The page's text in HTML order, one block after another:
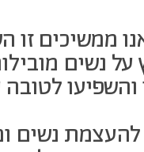
ממשיכים זו
נשים
להעצמת נשים